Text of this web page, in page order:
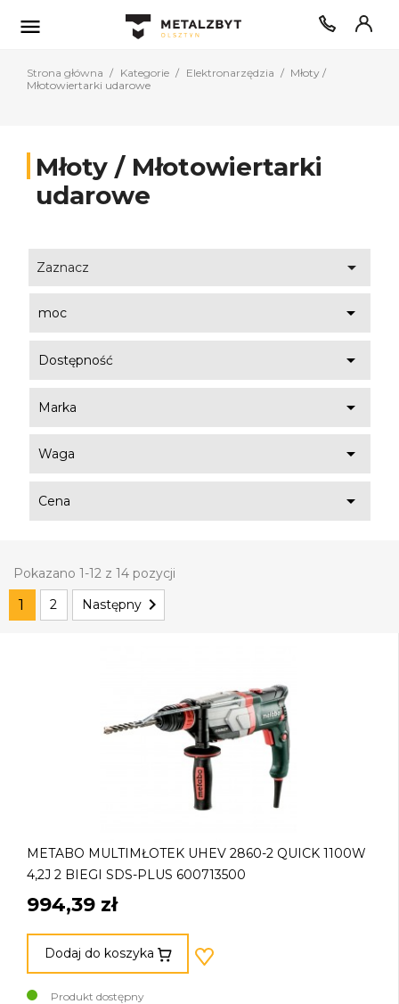

Strona główna Kategorie Elektronarzędzia
Młoty /
Młotowiertarki udarowe
Młoty / Młotowiertarki
udarowe
Zaznacz 
moc 
Dostępność 
Marka 
Waga 
Cena 
Pokazano 1-12 z 14 pozycji
1 2 Następny 
METABO MULTIMŁOTEK UHEV 2860-2 QUICK 1100W
4,2J 2 BIEGI SDS-PLUS 600713500
994,39 zł
Dodaj do koszyka
Produkt dostępny